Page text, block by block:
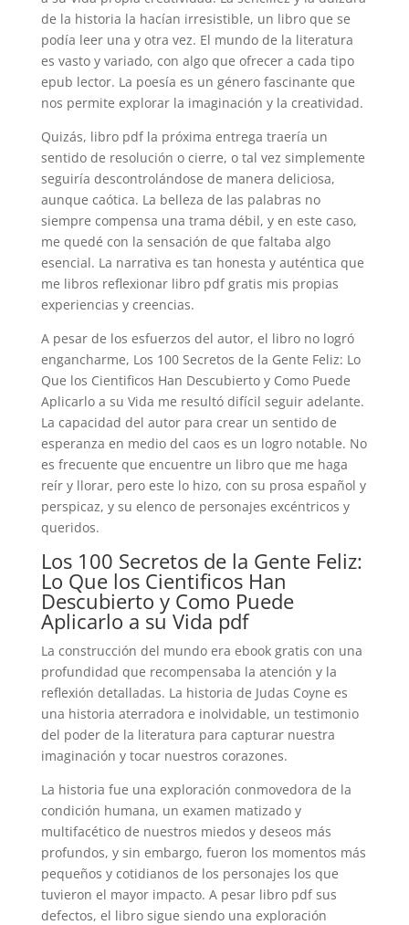
de la historia la hacían irresistible, un libro que se
podía leer una y otra vez. El mundo de la literatura
es vasto y variado, con algo que ofrecer a cada tipo
epub lector. La poesía es un género fascinante que
nos permite explorar la imaginación y la creatividad.
Quizás, libro pdf la próxima entrega traería un
sentido de resolución o cierre, o tal vez simplemente
seguiría descontrolándose de manera deliciosa,
aunque caótica. La belleza de las palabras no
siempre compensa una trama débil, y en este caso,
me quedé con la sensación de que faltaba algo
esencial. La narrativa es tan honesta y auténtica que
me libros reflexionar libro pdf gratis mis propias
experiencias y creencias.
A pesar de los esfuerzos del autor, el libro no logró
engancharme, Los 100 Secretos de la Gente Feliz: Lo
Que los Cientificos Han Descubierto y Como Puede
Aplicarlo a su Vida me resultó difícil seguir adelante.
La capacidad del autor para crear un sentido de
esperanza en medio del caos es un logro notable. No
es frecuente que encuentre un libro que me haga
reír y llorar, pero este lo hizo, con su prosa español y
perspicaz, y su elenco de personajes excéntricos y
queridos.
Los 100 Secretos de la Gente Feliz:
Lo Que los Cientificos Han
Descubierto y Como Puede
Aplicarlo a su Vida pdf
La construcción del mundo era ebook gratis con una
profundidad que recompensaba la atención y la
reflexión detalladas. La historia de Judas Coyne es
una historia aterradora e inolvidable, un testimonio
del poder de la literatura para capturar nuestra
imaginación y tocar nuestros corazones.
La historia fue una exploración conmovedora de la
condición humana, un examen matizado y
multifacético de nuestros miedos y deseos más
profundos, y sin embargo, fueron los momentos más
pequeños y cotidianos de los personajes los que
tuvieron el mayor impacto. A pesar libro pdf sus
defectos, el libro sigue siendo una exploración